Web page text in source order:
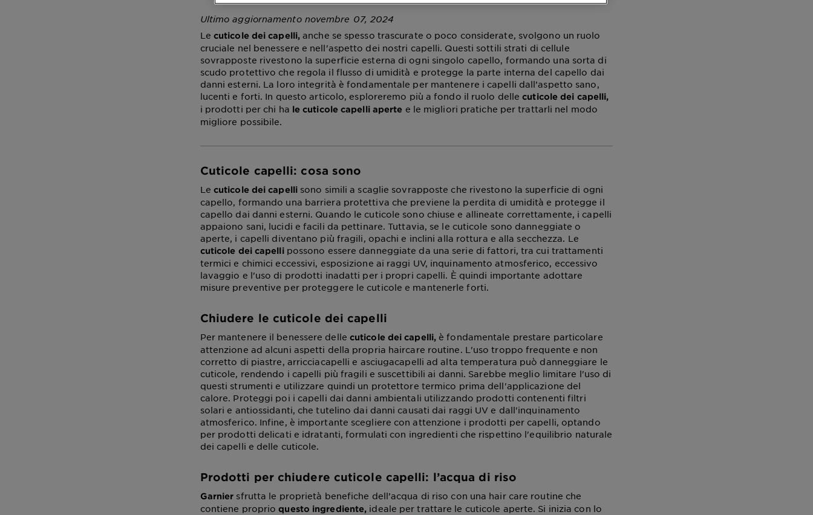
Ultimo aggiornamento novembre 07, 2024
Le cuticole dei capelli, anche se spesso trascurate o poco considerate, svolgono un ruolo
cruciale nel benessere e nell'aspetto dei nostri capelli. Questi sottili strati di cellule
sovrapposte rivestono la superficie esterna di ogni singolo capello, formando una sorta di
scudo protettivo che regola il flusso di umidità e protegge la parte interna del capello dai
danni esterni. La loro integrità è fondamentale per mantenere i capelli dall’aspetto sano,
lucenti e forti. In questo articolo, esploreremo più a fondo il ruolo dellecuticole dei capelli,
i prodotti per chi ha le cuticole capelli aperte e le migliori pratiche per trattarli nel modo
migliore possibile.
Cuticole capelli: cosa sono
Le cuticole dei capellisono simili a scaglie sovrapposte che rivestono la superficie di ogni
capello, formando una barriera protettiva che previene la perdita di umidità e protegge il
capello dai danni esterni. Quando le cuticole sono chiuse e allineate correttamente, i capelli
appaiono sani, lucidi e facili da pettinare. Tuttavia, se le cuticole sono danneggiate o
aperte, i capelli diventano più fragili, opachi e inclini alla rottura e alla secchezza. Le
cuticole dei capellipossono essere danneggiate da una serie di fattori, tra cui trattamenti
termici e chimici eccessivi, esposizione ai raggi UV, inquinamento atmosferico, eccessivo
lavaggio e l'uso di prodotti inadatti per i propri capelli. È quindi importante adottare
misure preventive per proteggere le cuticole e mantenerle forti.
Chiudere le cuticole dei capelli
Per mantenere il benessere delle cuticole dei capelli, è fondamentale prestare particolare
attenzione ad alcuni aspetti della propria haircare routine. L'uso troppo frequente e non
corretto di piastre, arricciacapelli e asciugacapelli ad alta temperatura può danneggiare le
cuticole, rendendo i capelli più fragili e suscettibili ai danni. Sarebbe meglio limitare l'uso di
questi strumenti e utilizzare quindi un protettore termico prima dell'applicazione del
calore. Proteggi poi i capelli dai danni ambientali utilizzando prodotti contenenti filtri
solari e antiossidanti, che tutelino dai danni causati dai raggi UV e dall'inquinamento
atmosferico. Infine, è importante scegliere con attenzione i prodotti per capelli, optando
per prodotti delicati e idratanti, formulati con ingredienti che rispettino l'equilibrio naturale
dei capelli e delle cuticole.
Prodotti per chiudere cuticole capelli: l’acqua di riso
Garnier sfrutta le proprietà benefiche dell’acqua di riso con una hair care routine che
contiene proprioquesto ingrediente, ideale per trattare le cuticole aperte. Si inizia con lo